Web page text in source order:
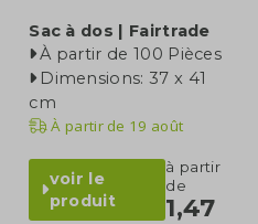
Sac à dos | Fairtrade
À partir de 100 Pièces
Dimensions: 37 x 41
cm
À partir de 19 août
voir le
produit
à partir
de
1,47